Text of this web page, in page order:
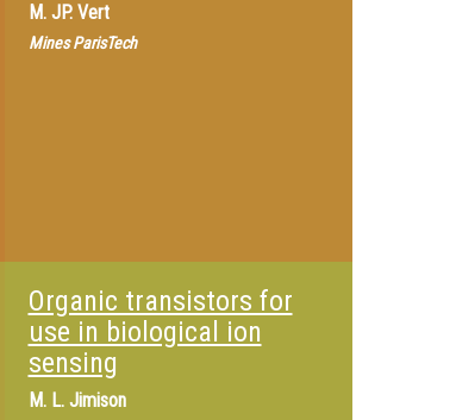
M. JP. Vert
Mines ParisTech
Organic transistors for
use in biological ion
sensing
M. L. Jimison